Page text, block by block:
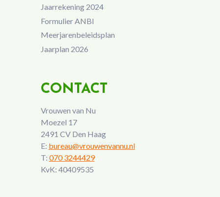
Jaarrekening 2024
Formulier ANBI
Meerjarenbeleidsplan
Jaarplan 2026
CONTACT
Vrouwen van Nu
Moezel 17
2491 CV Den Haag
E: bureau@vrouwenvannu.nl
T: 070 3244429
KvK: 40409535